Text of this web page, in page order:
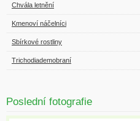
Chvála letnění
Kmenoví náčelníci
Sbírkové rostliny
Trichodiademobraní
Poslední fotografie